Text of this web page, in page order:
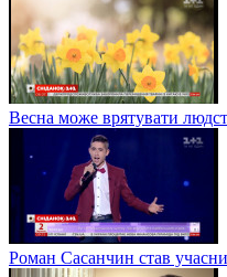
Весна може врятувати
Роман Сасанчин став